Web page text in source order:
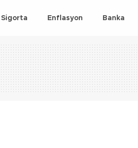
Sigorta Enflasyon Banka